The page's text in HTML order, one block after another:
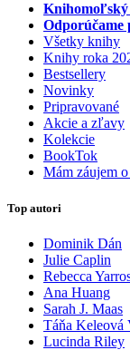
Knihomoľský
Odporúčame
Všetky knihy
Knihy roka
Bestsellery
Novinky
Pripravované
Akcie a zľavy
Kolekcie
BookTok
Mám záujem
Top autori
Dominik Dán
Julie Caplin
Rebecca
Ana Huang
Sarah J. Maas
Táňa Keleová
Lucinda Riley